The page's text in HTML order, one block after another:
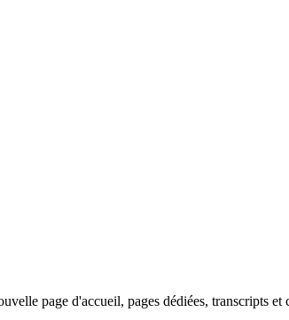
page d'accueil, pages dédiées, transcripts